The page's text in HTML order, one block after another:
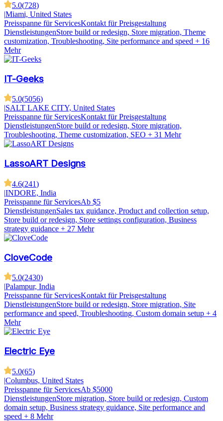
5.0(728)
|Miami, United States
Preisspanne für ServicesKontakt für Preisgestaltung
DienstleistungenStore build or redesign, Store migration, Theme
customization, Troubleshooting, Site performance and speed + 16
Mehr
IT-Geeks
5.0(5056)
|SALT LAKE CITY, United States
Preisspanne für ServicesKontakt für Preisgestaltung
DienstleistungenStore build or redesign, Store migration,
Troubleshooting, Theme customization, SEO + 31 Mehr
LassoART Designs
4.6(241)
|INDORE, India
Preisspanne für ServicesAb $5
DienstleistungenSales tax guidance, Product and collection setup,
Store build or redesign, Store settings configuration, Business
strategy guidance + 27 Mehr
CloveCode
5.0(2430)
|Palampur, India
Preisspanne für ServicesKontakt für Preisgestaltung
DienstleistungenStore build or redesign, Store migration, Site
performance and speed, Troubleshooting, Custom domain setup + 4
Mehr
Electric Eye
5.0(65)
|Columbus, United States
Preisspanne für ServicesAb $5000
DienstleistungenStore migration, Store build or redesign, Custom
domain setup, Business strategy guidance, Site performance and
speed + 8 Mehr